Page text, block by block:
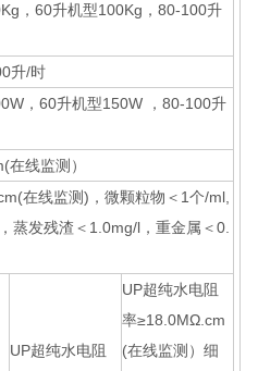
，60升机型100Kg，80-100升
升/时
，60升机型150W ，80-100升
在线监测）
在线监测)，微颗粒物＜1个/ml,
蒸发残渣＜1.0mg/l，重金属＜0.
UP超纯水电阻
UP超纯水电阻
率≥18.0MΩ.cm
(在线监测）细